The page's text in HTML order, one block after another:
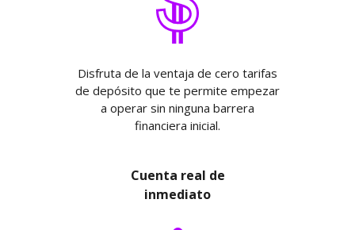
Disfruta de la ventaja de cero tarifas
de depósito que te permite empezar
a operar sin ninguna barrera
financiera inicial.
Cuenta real de
inmediato